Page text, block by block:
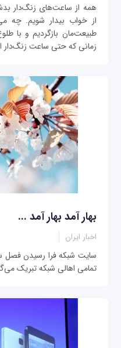
همه از ساعت‌های زنگ‌دار
از خواب بیدار شویم. چه
طبیعت‌مان بازگردیم و با
زمانی که حتی ساعت زنگ‌دار
بهار آمد بهار آمد ...
اخبار ایران
سایت شبکه فرا رسیدن فصل
تمامی اهالی شبکه تبریک